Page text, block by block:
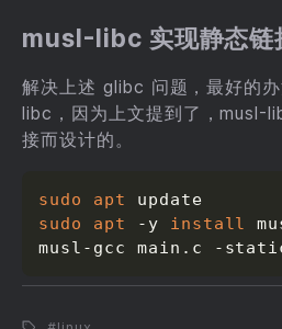
musl-libc 实现静态链
解决上述 glibc 问题，最好的
libc，因为上文提到了，musl-
接而设计的。
sudo apt
sudo
apt -y install
musl-gcc main.c -